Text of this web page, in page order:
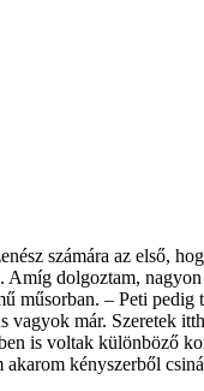
számára az első,
dolgoztam, nagyon
műsorban. – Peti
már. Szeretek
is voltak különböző
akarom kényszerből